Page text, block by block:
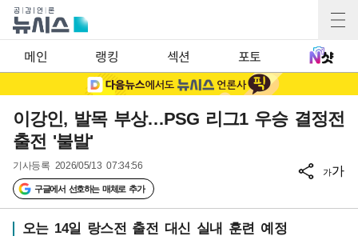
메인 랭킹 섹션 포토
이강인, 발목 부상…PSG 리그1 우승 결정전
출전 '불발'
기사등록 2026/05/13 07:34:56
구글에서 선호하는 매체로 추가
가가
오는 14일 랑스전 출전 대신 실내 훈련 예정